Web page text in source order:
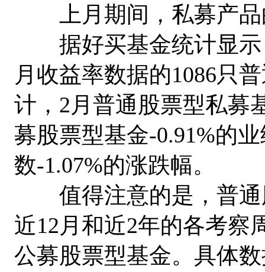
上月期间，私募产品
据好买基金统计显示
月收益率数据的1086只
计，2月普通股票型私募
募股票型基金-0.91%的
数-1.07%的涨跌幅。
值得注意的是，普通
近12月和近2年的各考察
公募股票型基金。具体